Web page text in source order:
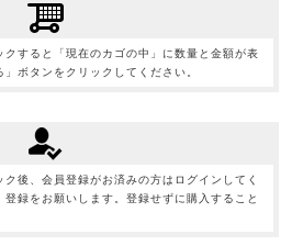
クすると「現在のカゴの中」に数量と金額が表
ボタンをクリックしてください。
ク後、会員登録がお済みの方はログインしてく
録をお願いします。登録せずに購入すること